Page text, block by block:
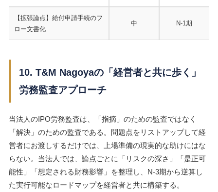
【拡張論点】給付申請手続のフ
ロー文書化
中 N-1期
10. T&M Nagoyaの「経営者と共に歩く」
労務監査アプローチ
当法人のIPO労務監査は、「指摘」のための監査ではなく
「解決」のための監査である。問題点をリストアップして経
営者にお渡しするだけでは、上場準備の現実的な助けにはな
らない。当法人では、論点ごとに「リスクの深さ」「是正可
能性」「想定される財務影響」を整理し、N-3期から逆算し
た実行可能なロードマップを経営者と共に構築する。